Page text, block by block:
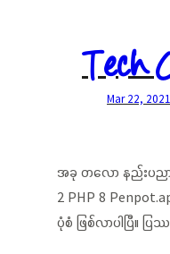
Tech
Mar 22, 2021
အခု တလော နည်းပညာ
2 PHP 8
ပုံစံ ဖြစ်လာပါပြီ။​